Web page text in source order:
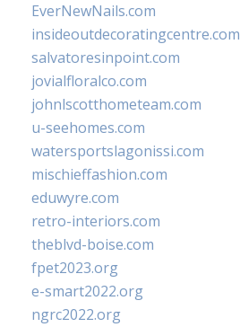
EverNewNails.com
insideoutdecoratingcentre.com
salvatoresinpoint.com
jovialfloralco.com
johnlscotthometeam.com
u-seehomes.com
watersportslagonissi.com
mischieffashion.com
eduwyre.com
retro-interiors.com
theblvd-boise.com
fpet2023.org
e-smart2022.org
ngrc2022.org